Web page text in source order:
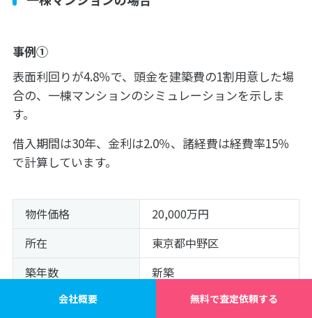
事例①
表面利回りが4.8％で、頭金を建築費の1割用意した場
合の、一棟マンションのシミュレーションを示しま
す。
借入期間は30年、金利は2.0％、諸経費は経費率15％
で計算しています。
物件価格
20,000万円
所在
東京都中野区
築年数
新築
会社概要 無料で査定依頼する